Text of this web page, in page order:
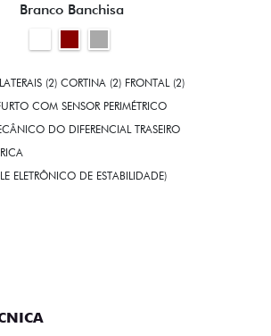
Branco Banchisa
(2) CORTINA (2) FRONTAL (2)
COM SENSOR PERIMÉTRICO
DO DIFERENCIAL TRASEIRO
ELETRÔNICO DE ESTABILIDADE)